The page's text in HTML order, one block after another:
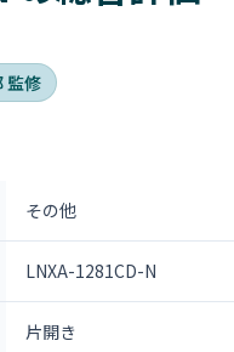
監修
その他
LNXA-1281CD-N
片開き